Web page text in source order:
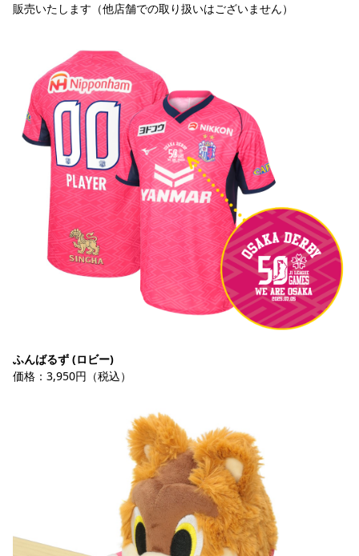
販売いたします（他店舗での取り扱いはございません）
ふんばるず (ロビー)
価格：3,950円（税込）